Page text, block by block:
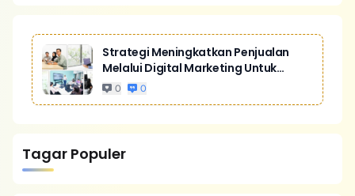
Strategi Meningkatkan Penjualan
Melalui Digital Marketing Untuk
Bisnis Yang Lebih Kompetitif
0 0
Tagar Populer